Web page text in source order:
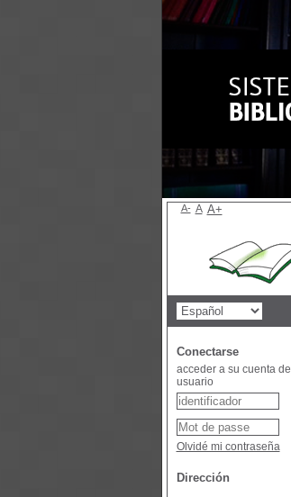
A- A A+
Conectarse
acceder a su cuenta de
usuario
Olvidé mi contraseña
Dirección